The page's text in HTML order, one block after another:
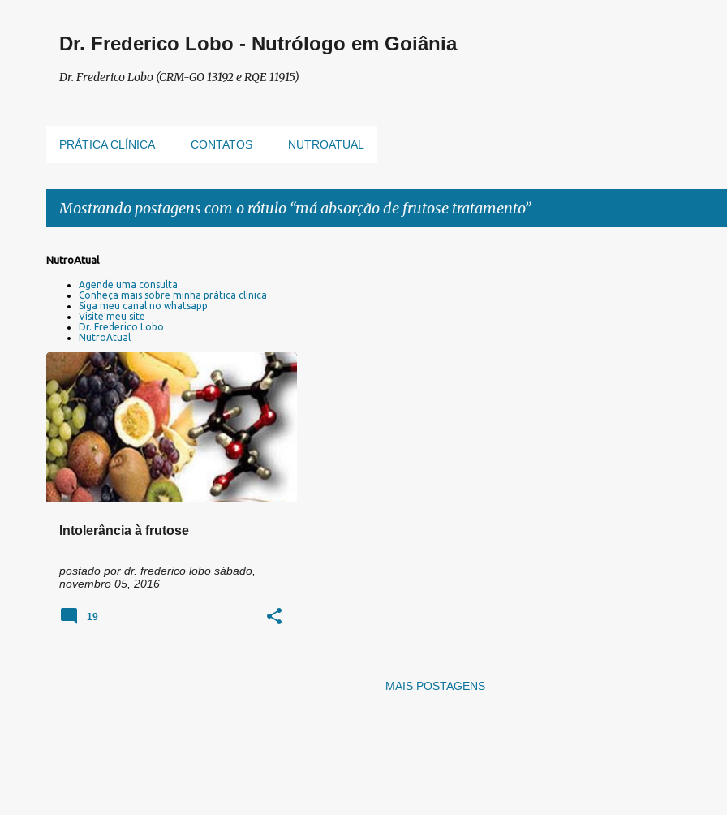
Dr. Frederico Lobo - Nutrólogo em Goiânia
Dr. Frederico Lobo (CRM-GO 13192 e RQE 11915)
PRÁTICA CLÍNICA CONTATOS NUTROATUAL
Mostrando postagens com o rótulo má absorção de frutose tratamento
P
e
n
s
NutroAtual
Agende uma consulta
Conheça mais sobre minha prática clínica
Siga meu canal no whatsapp
Visite meu site
Dr. Frederico Lobo
NutroAtual
Intolerância à frutose
postado por dr. frederico lobo sábado,
novembro 05, 2016
DIETA LOW FODMAP FRUTOSE +4
19
MAIS POSTAGENS